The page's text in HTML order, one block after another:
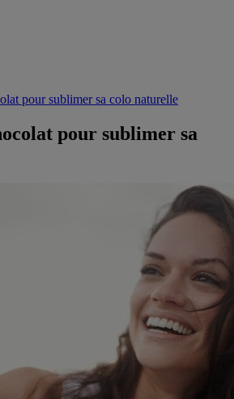
pour sublimer sa colo naturelle
pour sublimer sa